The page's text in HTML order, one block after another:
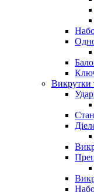
Викрутки